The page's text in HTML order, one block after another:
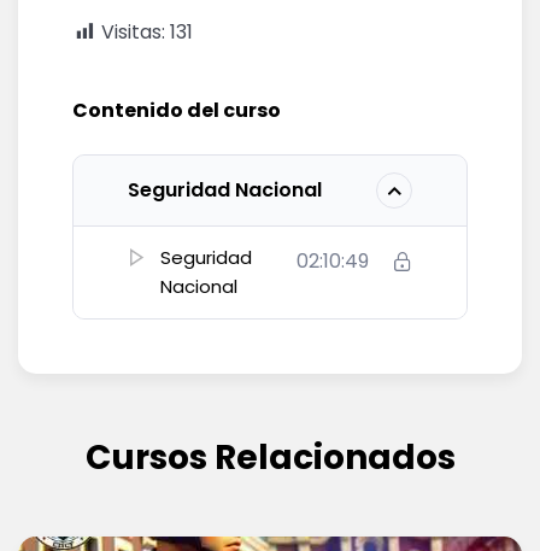
Visitas: 131
Contenido del curso
Seguridad Nacional
Seguridad
Nacional
02:10:49
Cursos Relacionados